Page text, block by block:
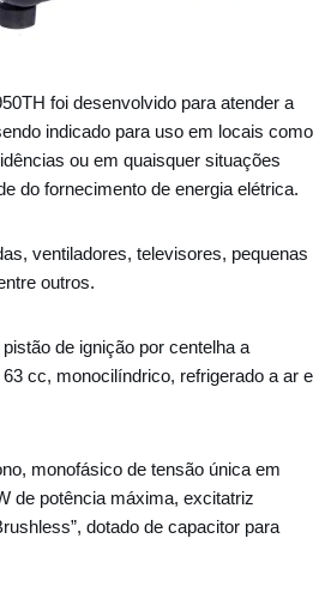
foi desenvolvido para atender a
indicado para uso em locais como
ou em quaisquer situações
do fornecimento de energia elétrica.
ventiladores, televisores, pequenas
outros.
de ignição por centelha a
cc, monocilíndrico, refrigerado a ar e
monofásico de tensão única em
de potência máxima, excitatriz
dotado de capacitor para